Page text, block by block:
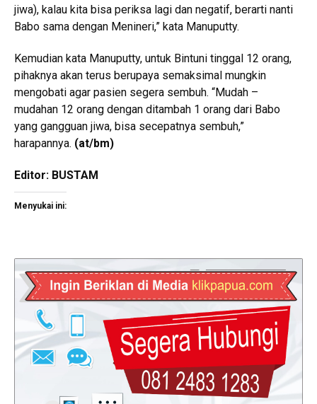
jiwa), kalau kita bisa periksa lagi dan negatif, berarti nanti
Babo sama dengan Menineri,” kata Manuputty.
Kemudian kata Manuputty, untuk Bintuni tinggal 12 orang,
pihaknya akan terus berupaya semaksimal mungkin
mengobati agar pasien segera sembuh. “Mudah –
mudahan 12 orang dengan ditambah 1 orang dari Babo
yang gangguan jiwa, bisa secepatnya sembuh,”
harapannya. (at/bm)
Editor: BUSTAM
Menyukai ini: